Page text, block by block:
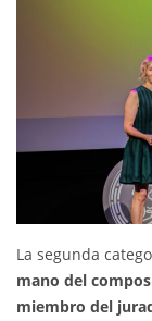
La segunda
mano del
miembro del